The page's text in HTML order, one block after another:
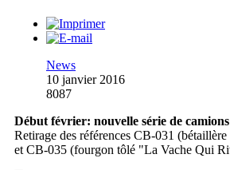
News
10 janvier 2016
8087
Début février: nouvelle série de
Retirage des références CB-031 (bétaillère
et CB-035 (fourgon tôlé "La Vache Qui